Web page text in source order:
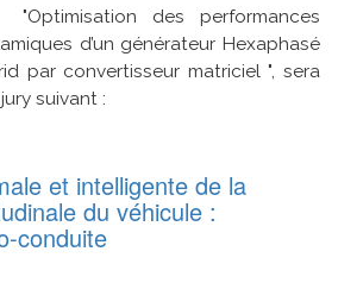
des performances
d’un générateur Hexaphasé
par convertisseur matriciel ", sera
suivant :
et intelligente de la
du véhicule :
conduite